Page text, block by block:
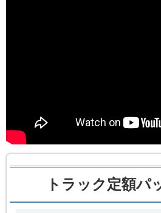
トラック定額パ